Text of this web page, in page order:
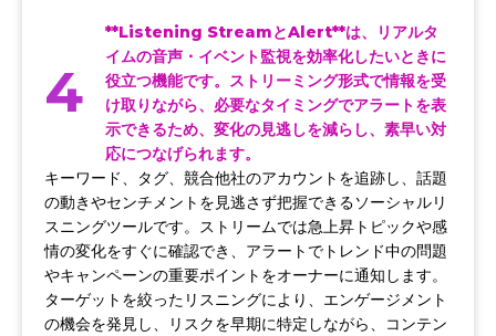
4
**Listening StreamとAlert**は、リアルタ
イムの音声・イベント監視を効率化したいときに
役立つ機能です。ストリーミング形式で情報を受
け取りながら、必要なタイミングでアラートを表
示できるため、変化の見逃しを減らし、素早い対
応につなげられます。
キーワード、タグ、競合他社のアカウントを追跡し、話題
の動きやセンチメントを見逃さず把握できるソーシャルリ
スニングツールです。ストリームでは急上昇トピックや感
情の変化をすぐに確認でき、アラートでトレンド中の問題
やキャンペーンの重要ポイントをオーナーに通知します。
ターゲットを絞ったリスニングにより、エンゲージメント
の機会を発見し、リスクを早期に特定しながら、コンテン